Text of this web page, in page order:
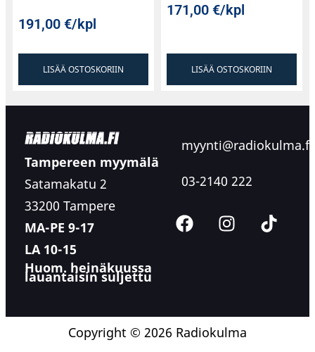
191,00€/kpl
LISÄÄ OSTOSKORIIN
171,00€/kpl
LISÄÄ OSTOSKORIIN
Tampereen myymälä
Satamakatu 2
33200 Tampere
MA-PE 9-17
LA 10-15
Huom. heinäkuussa
lauantaisin suljettu
myynti@radiokulma.fi
03-2140 222
Copyright © 2026 Radiokulma